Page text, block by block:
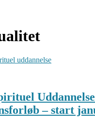
– start